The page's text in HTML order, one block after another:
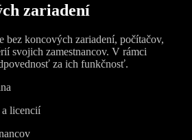
zariadení
bez koncových zariadení, počítačov,
svojich zamestnancov. V rámci
za ich funkčnosť.
a licencií